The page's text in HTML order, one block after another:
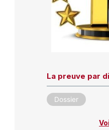
La preuve par
Dossier